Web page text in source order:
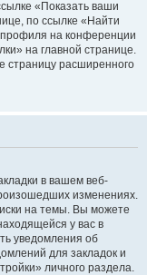
«Показать ваши
по ссылке «Найти
на конференции
на главной странице.
страницу расширенного
в вашем веб-
изменениях.
на темы. Вы можете
у вас в
уведомления об
для закладок и
личного раздела.